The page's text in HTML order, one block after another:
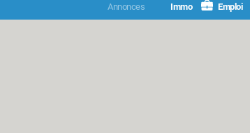
Annonces Immo Emploi